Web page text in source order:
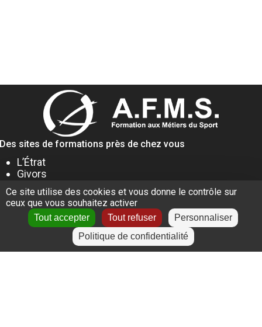
sites de formations près de chez vous
L’Étrat
Givors
Villeurbanne
Lyon
Le Puy-en-Velay
Ce site utilise des cookies et vous donne le contrôle sur
ceux que vous souhaitez activer
Tout accepter Tout refuser
Personnaliser
Politique de confidentialité